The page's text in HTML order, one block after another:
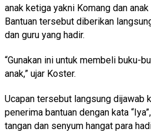
anak ketiga yakni Komang dan
Bantuan tersebut diberikan
dan guru yang hadir.
“Gunakan ini untuk membeli buku-
anak,” ujar Koster.
Ucapan tersebut langsung dijawab
penerima bantuan dengan kata
tangan dan senyum hangat para